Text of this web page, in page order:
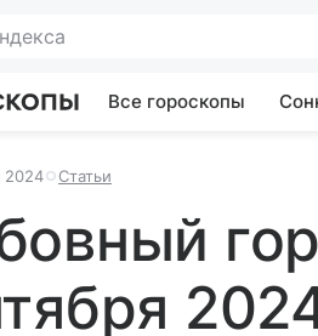
Все гороскопы
2024 Статьи